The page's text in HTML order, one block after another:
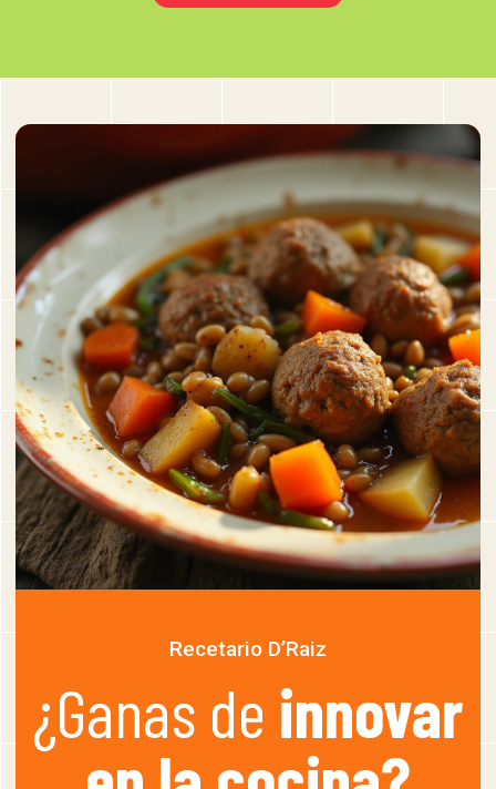
Recetario D’Raiz
¿Ganas de innovar